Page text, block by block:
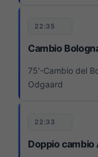
22:35
Cambio
75'-Cambio del
Odgaard
22:33
Doppio cambio